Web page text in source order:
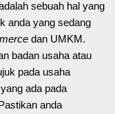
sebuah hal yang
anda yang sedang
dan UMKM.
badan usaha atau
pada usaha
ada pada
anda